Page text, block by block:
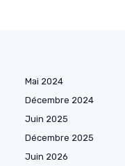
Mai 2024
Décembre 2024
Juin 2025
Décembre 2025
Juin 2026